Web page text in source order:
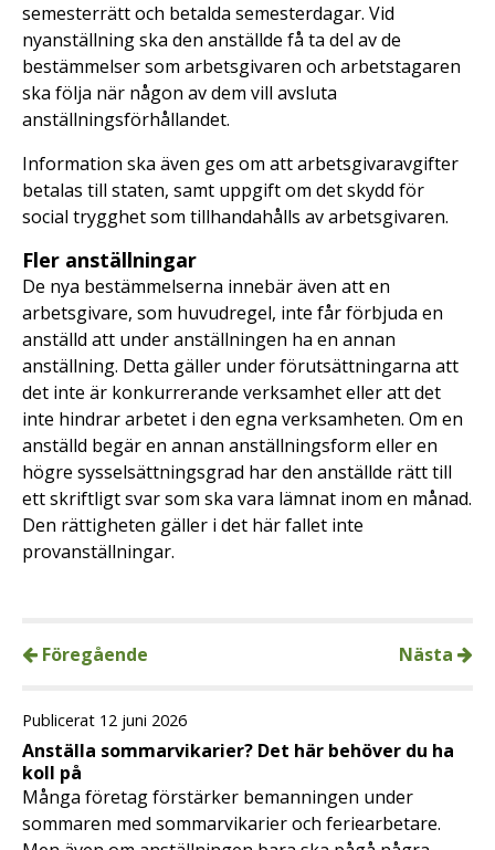
semesterrätt och betalda semesterdagar. Vid
nyanställning ska den anställde få ta del av de
bestämmelser som arbetsgivaren och arbetstagaren
ska följa när någon av dem vill avsluta
anställningsförhållandet.
Information ska även ges om att arbetsgivaravgifter
betalas till staten, samt uppgift om det skydd för
social trygghet som tillhandahålls av arbetsgivaren.
Fler anställningar
De nya bestämmelserna innebär även att en
arbetsgivare, som huvudregel, inte får förbjuda en
anställd att under anställningen ha en annan
anställning. Detta gäller under förutsättningarna att
det inte är konkurrerande verksamhet eller att det
inte hindrar arbetet i den egna verksamheten. Om en
anställd begär en annan anställningsform eller en
högre sysselsättningsgrad har den anställde rätt till
ett skriftligt svar som ska vara lämnat inom en månad.
Den rättigheten gäller i det här fallet inte
provanställningar.
Föregående Nästa
Publicerat 12 juni 2026
Anställa sommarvikarier? Det här behöver du ha
koll på
Många företag förstärker bemanningen under
sommaren med sommarvikarier och feriearbetare.